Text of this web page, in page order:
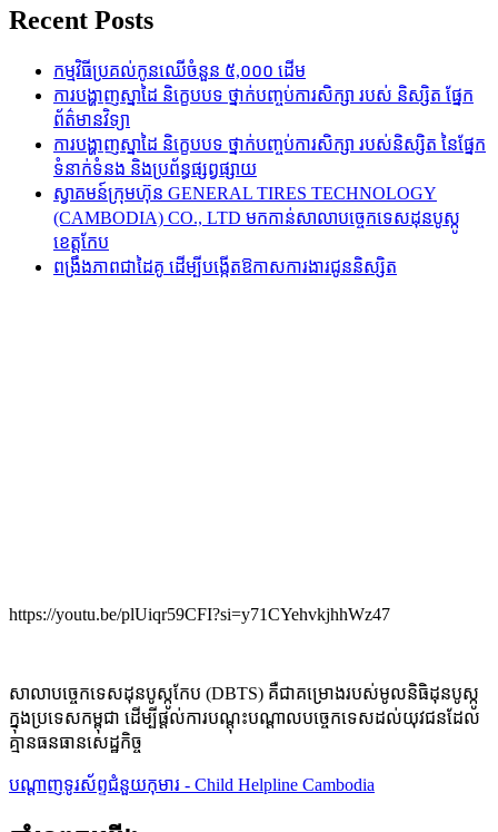
Recent Posts
កម្មវិធីប្រគល់កូនឈើចំនួន ៥,០០០ ដើម
ការបង្ហាញស្នាដៃ និក្ខេបបទ ថ្នាក់បញ្ចប់ការសិក្សា របស់ និស្សិត ផ្នែក
ព័ត៌មានវិទ្យា
ការបង្ហាញស្នាដៃ និក្ខេបបទ ថ្នាក់បញ្ចប់ការសិក្សា របស់និស្សិត នៃផ្នែក
ទំនាក់ទំនង និងប្រព័ន្ធផ្សព្វផ្សាយ
ស្វាគមន៍ក្រុមហ៊ុន GENERAL TIRES TECHNOLOGY
(CAMBODIA) CO., LTD មកកាន់សាលាបច្ចេកទេសដុនបូស្កូ
ខេត្តកែប
ពង្រឹងភាពជាដៃគូ ដើម្បីបង្កើតឱកាសការងារជូននិស្សិត
https://youtu.be/plUiqr59CFI?si=y71CYehvkjhhWz47
សាលាបច្ចេកទេសដុនបូស្កូកែប (DBTS) គឺជាគម្រោងរបស់មូលនិធិដុនបូស្កូ
ក្នុងប្រទេសកម្ពុជា ដើម្បីផ្តល់ការបណ្តុះបណ្តាលបច្ចេកទេសដល់យុវជនដែល
គ្មានធនធានសេដ្ឋកិច្ច
បណ្តាញទូរស័ព្ទជំនួយកុមារ - Child Helpline Cambodia